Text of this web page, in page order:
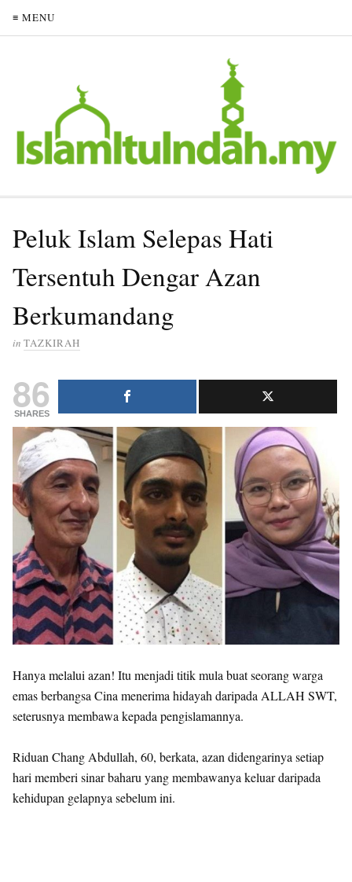
≡ MENU
Peluk Islam Selepas Hati
Tersentuh Dengar Azan
Berkumandang
in TAZKIRAH
86
SHARES
Hanya melalui azan! Itu menjadi titik mula buat seorang warga
emas berbangsa Cina menerima hidayah daripada ALLAH SWT,
seterusnya membawa kepada pengislamannya.
Riduan Chang Abdullah, 60, berkata, azan didengarinya setiap
hari memberi sinar baharu yang membawanya keluar daripada
kehidupan gelapnya sebelum ini.